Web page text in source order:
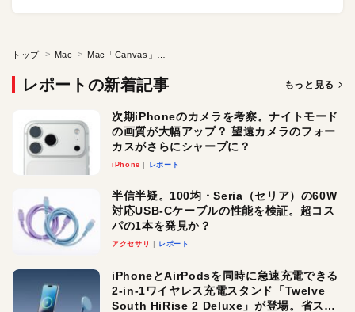
トップ Mac
レポートの新着記事 もっと見る
次期iPhoneのカメラを考察。ナイトモード
の画質が大幅アップ？ 望遠カメラのフォー
カスがさらにシャープに？
iPhone レポート
半信半疑。100均・Seria（セリア）の60W
対応USB-Cケーブルの性能を検証。超コス
パの1本を発見か？
アクセサリ レポート
iPhoneとAirPodsを同時に急速充電できる
2-in-1ワイヤレス充電スタンド「Twelve
South HiRise 2 Deluxe」が登場。省スペ